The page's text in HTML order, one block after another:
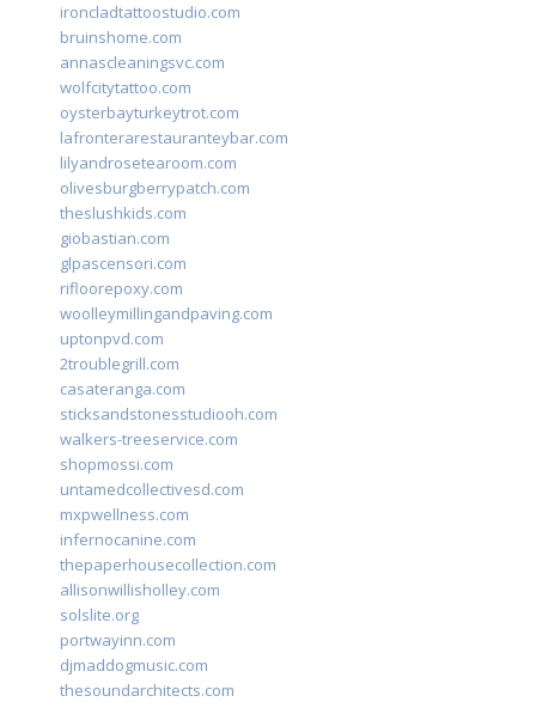
ironcladtattoostudio.com
bruinshome.com
annascleaningsvc.com
wolfcitytattoo.com
oysterbayturkeytrot.com
lafronterarestauranteybar.com
lilyandrosetearoom.com
olivesburgberrypatch.com
theslushkids.com
giobastian.com
glpascensori.com
rifloorepoxy.com
woolleymillingandpaving.com
uptonpvd.com
2troublegrill.com
casateranga.com
sticksandstonesstudiooh.com
walkers-treeservice.com
shopmossi.com
untamedcollectivesd.com
mxpwellness.com
infernocanine.com
thepaperhousecollection.com
allisonwillisholley.com
solslite.org
portwayinn.com
djmaddogmusic.com
thesoundarchitects.com